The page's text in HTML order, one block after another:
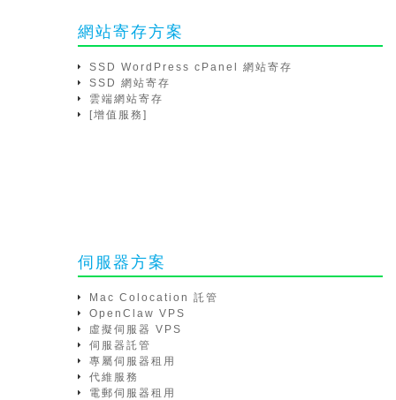
網站寄存方案
SSD WordPress cPanel 網站寄存
SSD 網站寄存
雲端網站寄存
[增值服務]
伺服器方案
Mac Colocation 託管
OpenClaw VPS
虛擬伺服器 VPS
伺服器託管
專屬伺服器租用
代維服務
電郵伺服器租用